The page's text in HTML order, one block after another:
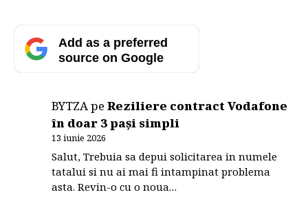
Add as a preferred
source on Google
BYTZApeReziliere contract Vodafone
în doar 3 pași simpli
13 iunie 2026
Salut, Trebuia sa depui solicitarea in numele
tatalui si nu ai mai fi intampinat problema
asta. Revin-o cu o noua…